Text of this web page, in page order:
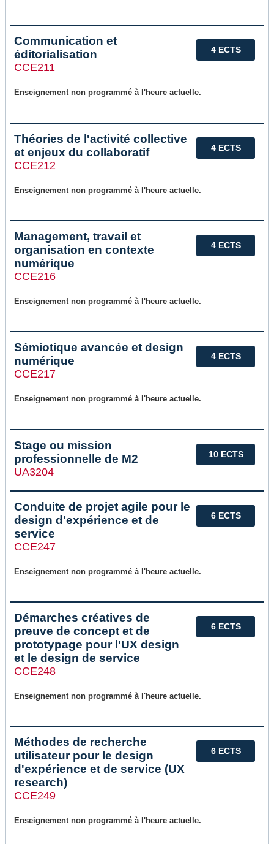
4 ECTS
Communication et
éditorialisation
CCE211
Enseignement non programmé à l'heure actuelle.
4 ECTS
Théories de l'activité collective
et enjeux du collaboratif
CCE212
Enseignement non programmé à l'heure actuelle.
4 ECTS
Management, travail et
organisation en contexte
numérique
CCE216
Enseignement non programmé à l'heure actuelle.
4 ECTS
Sémiotique avancée et design
numérique
CCE217
Enseignement non programmé à l'heure actuelle.
10 ECTS
Stage ou mission
professionnelle de M2
UA3204
6 ECTS
Conduite de projet agile pour le
design d'expérience et de
service
CCE247
Enseignement non programmé à l'heure actuelle.
6 ECTS
Démarches créatives de
preuve de concept et de
prototypage pour l'UX design
et le design de service
CCE248
Enseignement non programmé à l'heure actuelle.
6 ECTS
Méthodes de recherche
utilisateur pour le design
d'expérience et de service (UX
research)
CCE249
Enseignement non programmé à l'heure actuelle.